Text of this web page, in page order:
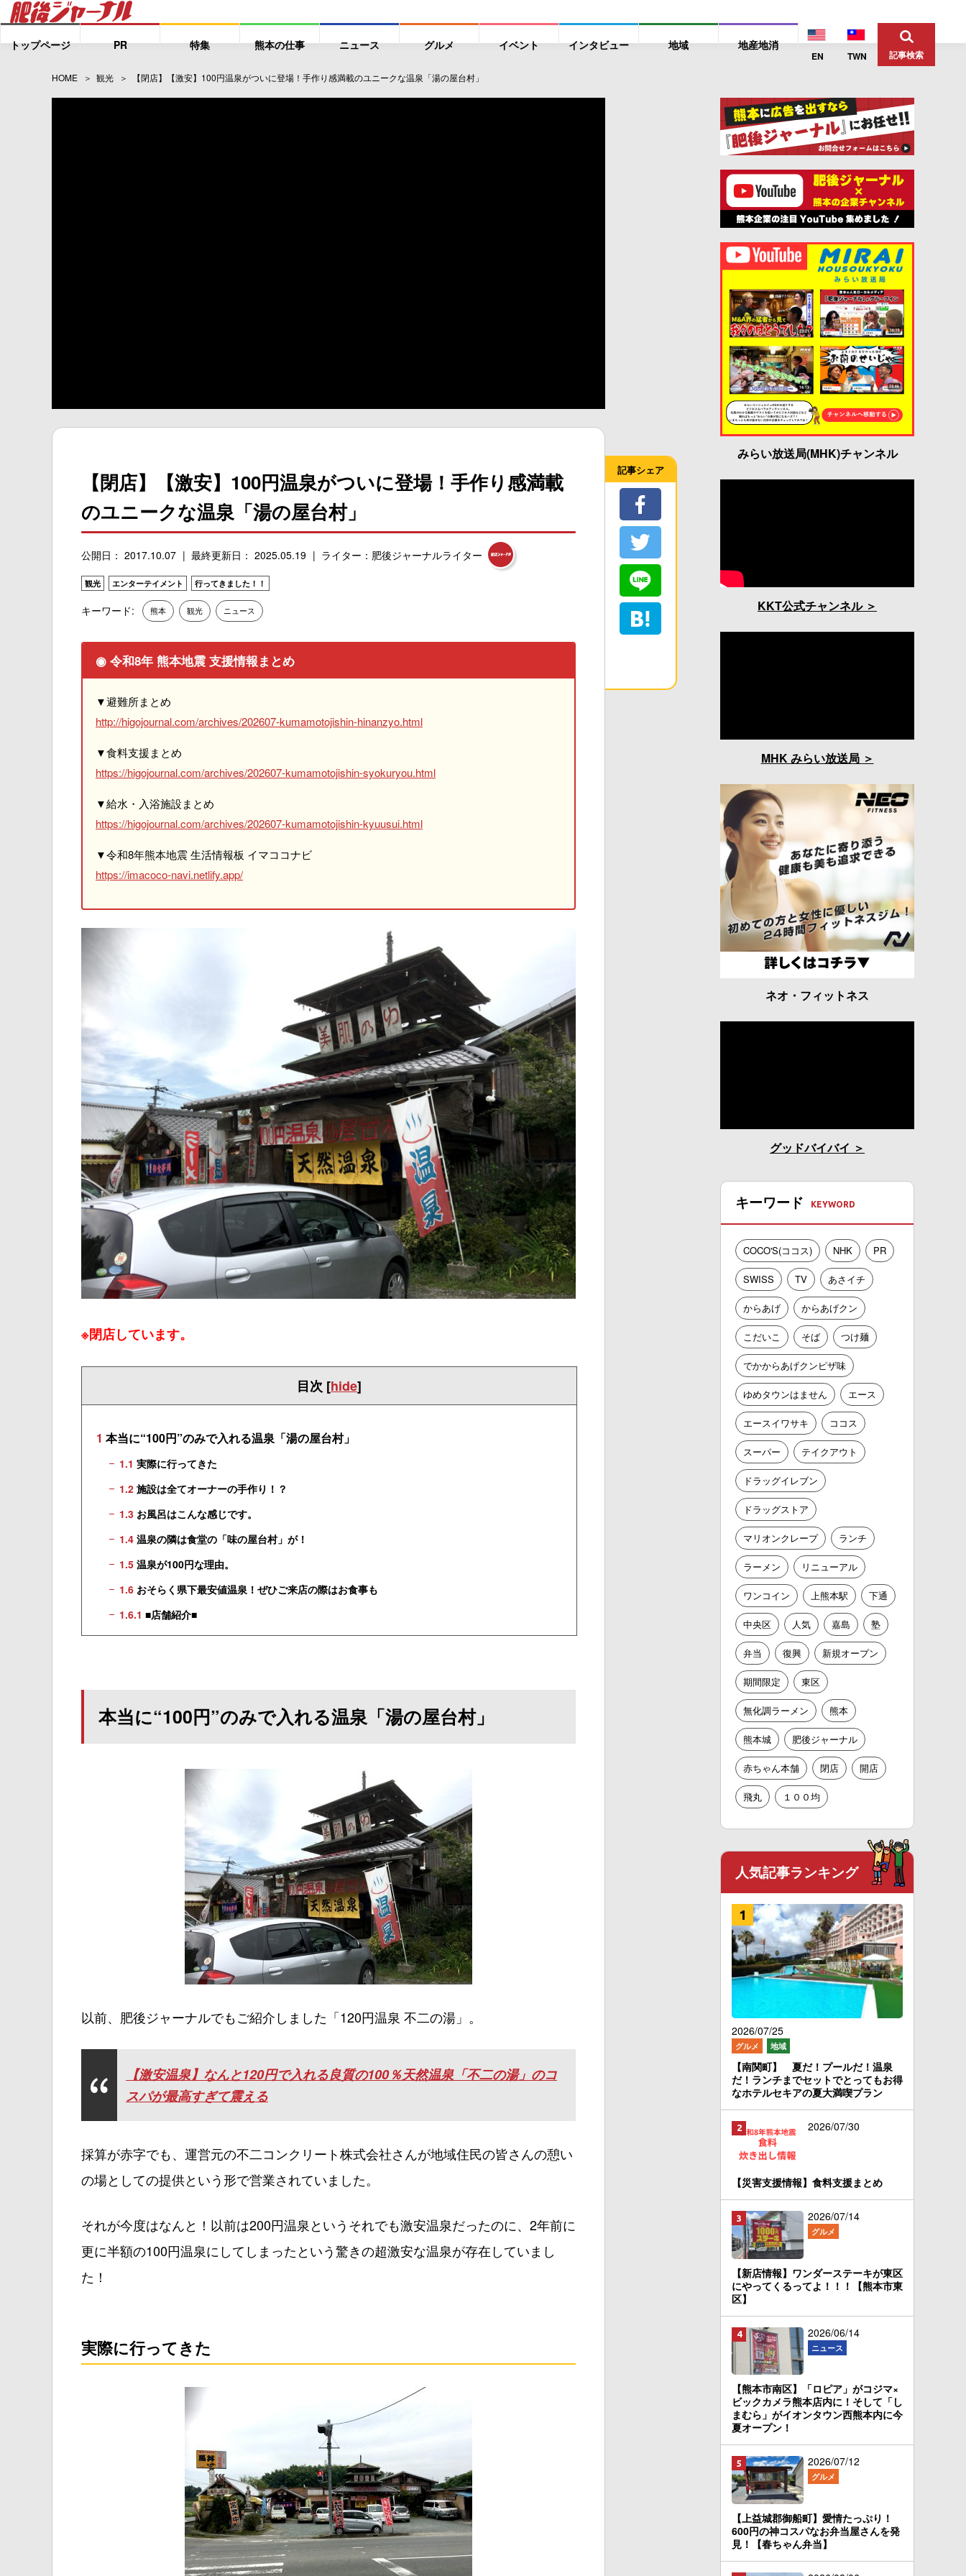
トップページ PR 特集 熊本の仕事 ニュース グルメ イベント インタビュー 地域 地産地消
EN TWN 記事検索
HOME 観光 【閉店】【激安】100円温泉がついに登場！手作り感満載のユニークな温泉「湯の屋台村」
【閉店】【激安】100円温泉がついに登場！手作り感満載
のユニークな温泉「湯の屋台村」
公開日： 2017.10.07 最終更新日： 2025.05.19 ライター：肥後ジャーナルライター
観光 エンターテイメント 行ってきました！！
キーワード: 熊本 観光 ニュース
◉ 令和8年 熊本地震 支援情報まとめ
▼避難所まとめ
http://higojournal.com/archives/202607-kumamotojishin-hinanzyo.html
▼食料支援まとめ
https://higojournal.com/archives/202607-kumamotojishin-syokuryou.html
▼給水・入浴施設まとめ
https://higojournal.com/archives/202607-kumamotojishin-kyuusui.html
▼令和8年熊本地震 生活情報板 イマココナビ
https://imacoco-navi.netlify.app/
※閉店しています。
目次 [hide]
1 本当に“100円”のみで入れる温泉「湯の屋台村」
1.1 実際に行ってきた
1.2 施設は全てオーナーの手作り！？
1.3 お風呂はこんな感じです。
1.4 温泉の隣は食堂の「味の屋台村」が！
1.5 温泉が100円な理由。
1.6 おそらく県下最安値温泉！ぜひご来店の際はお食事も
1.6.1 ■店舗紹介■
本当に“100円”のみで入れる温泉「湯の屋台村」
以前、肥後ジャーナルでもご紹介しました「120円温泉 不二の湯」。
【激安温泉】なんと120円で入れる良質の100％天然温泉「不二の湯」のコ
スパが最高すぎて震える
採算が赤字でも、運営元の不二コンクリート株式会社さんが地域住民の皆さんの憩い
の場としての提供という形で営業されていました。
それが今度はなんと！以前は200円温泉というそれでも激安温泉だったのに、2年前に
更に半額の100円温泉にしてしまったという驚きの超激安な温泉が存在していまし
た！
実際に行ってきた
記事シェア
みらい放送局(MHK)チャンネル
KKT公式チャンネル
MHK みらい放送局
ネオ・フィットネス
グッドバイバイ
キーワード
COCO'S(ココス) NHK PR
SWISS TV あさイチ
からあげ からあげクン
こだいこ そば つけ麺
でかからあげクンピザ味
ゆめタウンはません エース
エースイワサキ ココス
スーパー テイクアウト
ドラッグイレブン
ドラッグストア
マリオンクレープ ランチ
ラーメン リニューアル
ワンコイン 上熊本駅 下通
中央区 人気 嘉島 塾
弁当 復興 新規オープン
期間限定 東区
無化調ラーメン 熊本
熊本城 肥後ジャーナル
赤ちゃん本舗 閉店 開店
飛丸 １００均
人気記事ランキング
2026/07/25
グルメ 地域
【南関町】 夏だ！プールだ！温泉
だ！ランチまでセットでとってもお得
なホテルセキアの夏大満喫プラン
2026/07/30
【災害支援情報】食料支援まとめ
2026/07/14
グルメ
【新店情報】ワンダーステーキが東区
にやってくるってよ！！！【熊本市東
区】
2026/06/14
ニュース
【熊本市南区】「ロピア」がコジマ×
ビックカメラ熊本店内に！そして「し
まむら」がイオンタウン西熊本内に今
夏オープン！
2026/07/12
グルメ
【上益城郡御船町】愛情たっぷり！
600円の神コスパなお弁当屋さんを発
見！【春ちゃん弁当】